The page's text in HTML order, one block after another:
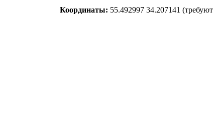
Координаты: 55.492997 34.207141